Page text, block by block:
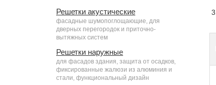
Решетки акустические
фасадные шумопоглощающие, для
дверных перегородок и приточно-
вытяжных систем
Решетки наружные
для фасадов здания, защита от осадков,
фиксированные жалюзи из алюминия и
стали, функциональный дизайн